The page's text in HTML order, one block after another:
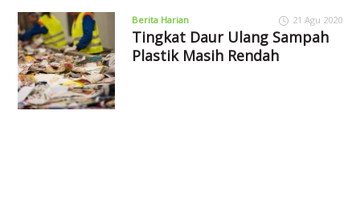
Berita Harian 21 Agu 2020
Tingkat Daur Ulang Sampah
Plastik Masih Rendah